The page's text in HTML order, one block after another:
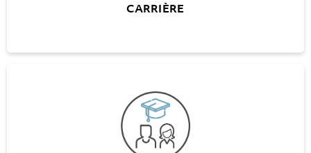
CARRIÈRE
Programme de formation continue interne
(Université A+W)
Modèles de financement de formation